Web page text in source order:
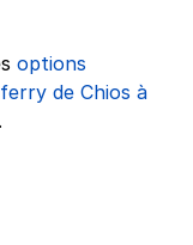
options
de Chios à